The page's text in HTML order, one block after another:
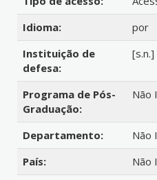
Idioma:
por
Instituição de
defesa:
[s.n.]
Programa de Pós-
Graduação:
Não
Departamento:
Não
País:
Não